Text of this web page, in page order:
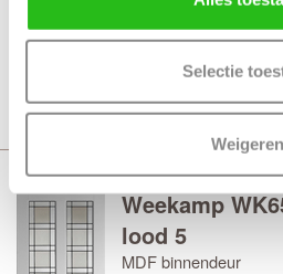
Selectie
Weigeren
7 werkdagen
Weekamp
lood 5
MDF binnendeur